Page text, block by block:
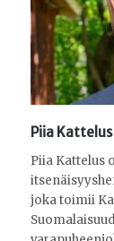
Piia Kattelus
Piia Kattelus
joka toimii